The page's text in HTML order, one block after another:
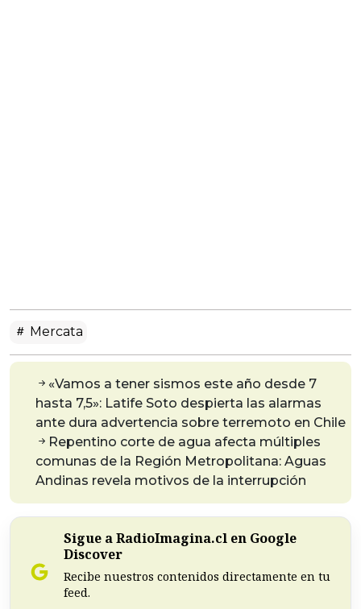
Mercata
«Vamos a tener sismos este año desde 7
hasta 7,5»: Latife Soto despierta las alarmas
ante dura advertencia sobre terremoto en Chile
Repentino corte de agua afecta múltiples
comunas de la Región Metropolitana: Aguas
Andinas revela motivos de la interrupción
Sigue a RadioImagina.cl en Google
Discover
Recibe nuestros contenidos directamente en tu
feed.